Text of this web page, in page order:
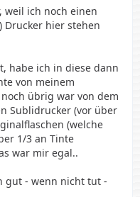
weil ich noch einen
Drucker hier stehen
habe ich in diese dann
von meinem
übrig war von dem
Sublidrucker (vor über
(welche
1/3 an Tinte
war mir egal..
gut - wenn nicht tut -